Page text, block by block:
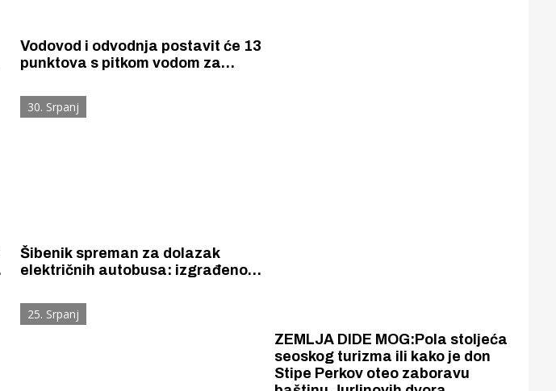
Vodovod i odvodnja postavit će 13
punktova s pitkom vodom za
koncerta u Šibeniku
30. Srpanj
Šibenik spreman za dolazak
električnih autobusa: izgrađeno
25. Srpanj
ZEMLJA DIDE MOG:Pola stoljeća
seoskog turizma ili kako je don
Stipe Perkov oteo zaboravu